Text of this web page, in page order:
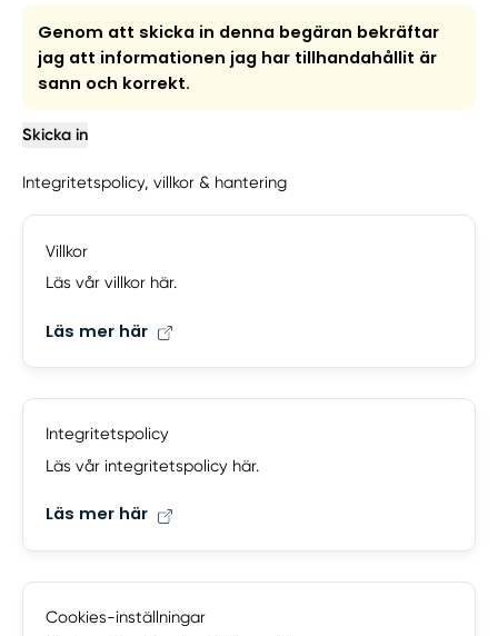
Genom att skicka in denna begäran bekräftar
jag att informationen jag har tillhandahållit är
sann och korrekt.
Skicka in
Integritetspolicy, villkor & hantering
Villkor
Läs vår villkor här.
Läs mer här
Integritetspolicy
Läs vår integritetspolicy här.
Läs mer här
Cookies-inställningar